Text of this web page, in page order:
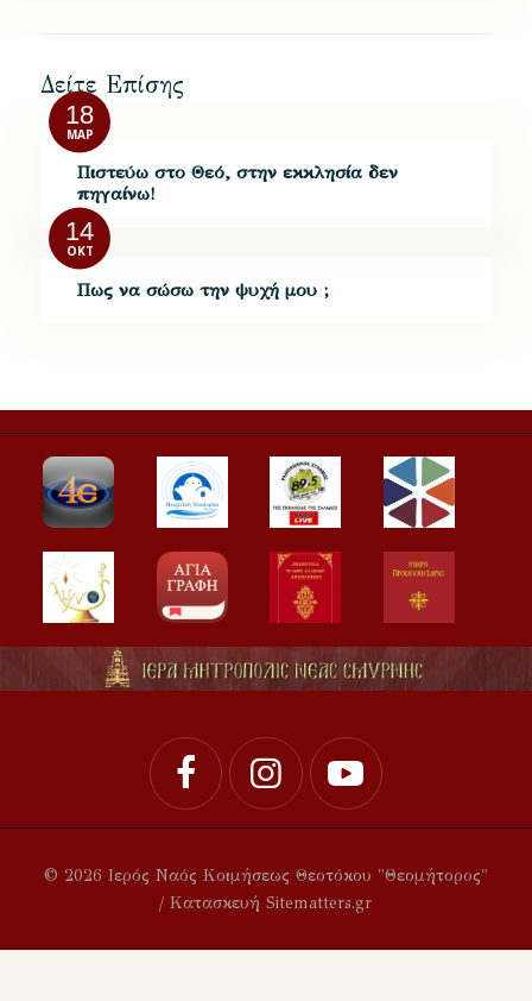
Δείτε Επίσης
18
ΜΑΡ
Πιστεύω στο Θεό, στην εκκλησία δεν
πηγαίνω!
14
ΟΚΤ
Πως να σώσω την ψυχή μου ;
© 2026 Ιερός Ναός Κοιμήσεως Θεοτόκου "Θεομήτορος"
/ Κατασκευή Sitematters.gr